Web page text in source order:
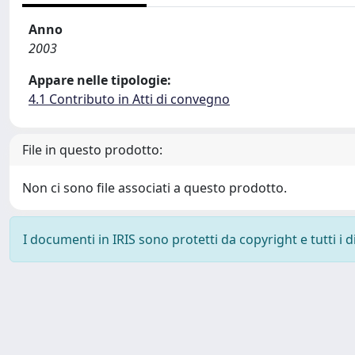
Anno
2003
Appare nelle tipologie:
4.1 Contributo in Atti di convegno
File in questo prodotto:
Non ci sono file associati a questo prodotto.
I documenti in IRIS sono protetti da copyright e tutti i